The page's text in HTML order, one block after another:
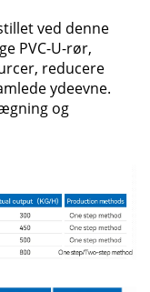
ved denne
PVC-U-rør,
reducere
ydeevne.
og